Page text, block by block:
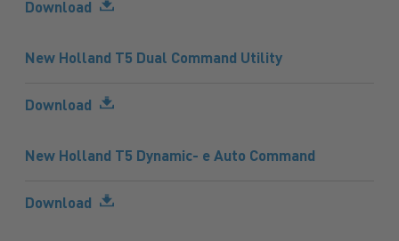
Download
New Holland T5 Dual Command Utility
Download
New Holland T5 Dynamic- e Auto Command
Download